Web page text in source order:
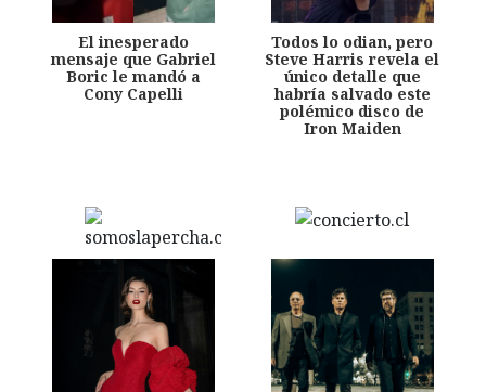
El inesperado
mensaje que Gabriel
Boric le mandó a
Cony Capelli
Todos lo odian, pero
Steve Harris revela el
único detalle que
habría salvado este
polémico disco de
Iron Maiden